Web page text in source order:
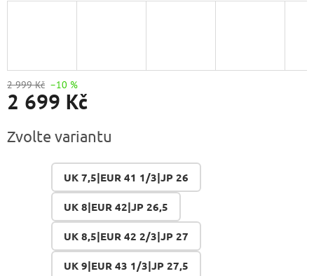
2 999 Kč –10 %
2 699 Kč
cena:
Zvolte variantu
UK 7,5|EUR 41 1/3|JP 26
UK 8|EUR 42|JP 26,5
UK 8,5|EUR 42 2/3|JP 27
UK 9|EUR 43 1/3|JP 27,5